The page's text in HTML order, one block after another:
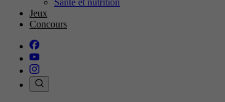
Jeux
Concours